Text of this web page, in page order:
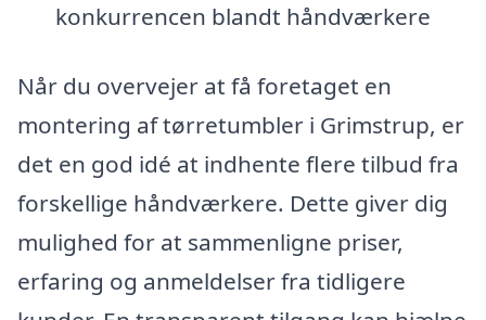
konkurrencen blandt håndværkere
Når du overvejer at få foretaget en
montering af tørretumbler i Grimstrup, er
det en god idé at indhente flere tilbud fra
forskellige håndværkere. Dette giver dig
mulighed for at sammenligne priser,
erfaring og anmeldelser fra tidligere